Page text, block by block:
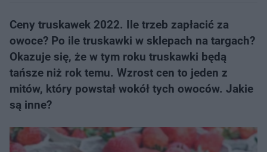
Ceny truskawek 2022. Ile trzeb zapłacić za
owoce? Po ile truskawki w sklepach na targach?
Okazuje się, że w tym roku truskawki będą
tańsze niż rok temu. Wzrost cen to jeden z
mitów, który powstał wokół tych owoców. Jakie
są inne?